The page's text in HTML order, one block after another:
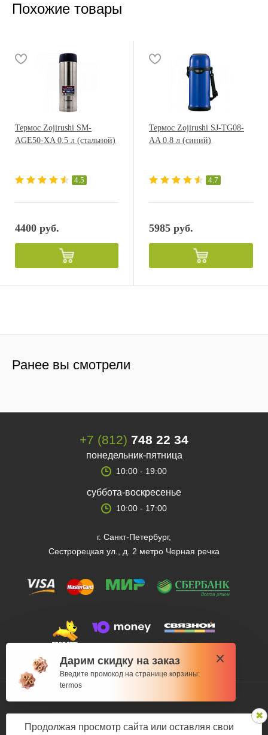
Похожие товары
Термос Zojirushi SM-
AGE50-XA 0.5 л (стальной)
4.5
4400 руб.
Термос Zojirushi SJ-TG08-
AA 0.8 л (синий)
4.7
5985 руб.
Дарим скидку на заказ
Введите промокод на странице корзины:
termos
Ранее вы смотрели
+7 (812) 748 22 34
понедельник-пятница
10:00 - 19:00
суббота-воскресенье
10:00 - 17:00
г. Санкт-Петербург,
Сестрорецкая ул., д. 2 метро Черная речка
© 2012 — 2026 Fishman-market.ru, Все права защищены.
Продолжая просмотр сайта или оставляя свои